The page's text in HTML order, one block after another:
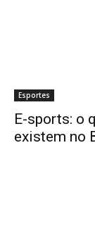
Esportes
E-sports: o
existem no